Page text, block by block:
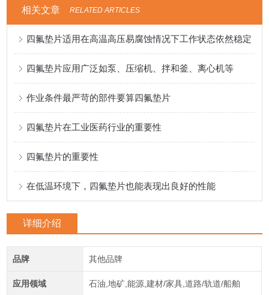
相关文章 RELATED ARTICLES
四氟垫片适用在高温高压易腐蚀情况下工作状态依然稳定
四氟垫片应用广泛如泵、压缩机、拌和釜、离心机等
作业条件最严苛的部件要算四氟垫片
四氟垫片在工业医药行业的重要性
四氟垫片的重要性
在低温环境下，四氟垫片也能表现出良好的性能
详细介绍
品牌 其他品牌
应用领域 石油,地矿,能源,建材/家具,道路/轨道/船舶